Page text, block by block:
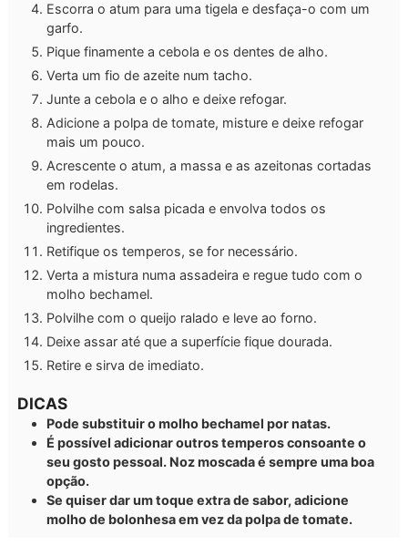
Escorra o atum para uma tigela e desfaça-o com um
garfo.
Pique finamente a cebola e os dentes de alho.
Verta um fio de azeite num tacho.
Junte a cebola e o alho e deixe refogar.
Adicione a polpa de tomate, misture e deixe refogar
mais um pouco.
Acrescente o atum, a massa e as azeitonas cortadas
em rodelas.
Polvilhe com salsa picada e envolva todos os
ingredientes.
Retifique os temperos, se for necessário.
Verta a mistura numa assadeira e regue tudo com o
molho bechamel.
Polvilhe com o queijo ralado e leve ao forno.
Deixe assar até que a superfície fique dourada.
Retire e sirva de imediato.
DICAS
Pode substituir o molho bechamel por natas.
É possível adicionar outros temperos consoante o
seu gosto pessoal. Noz moscada é sempre uma boa
opção.
Se quiser dar um toque extra de sabor, adicione
molho de bolonhesa em vez da polpa de tomate.